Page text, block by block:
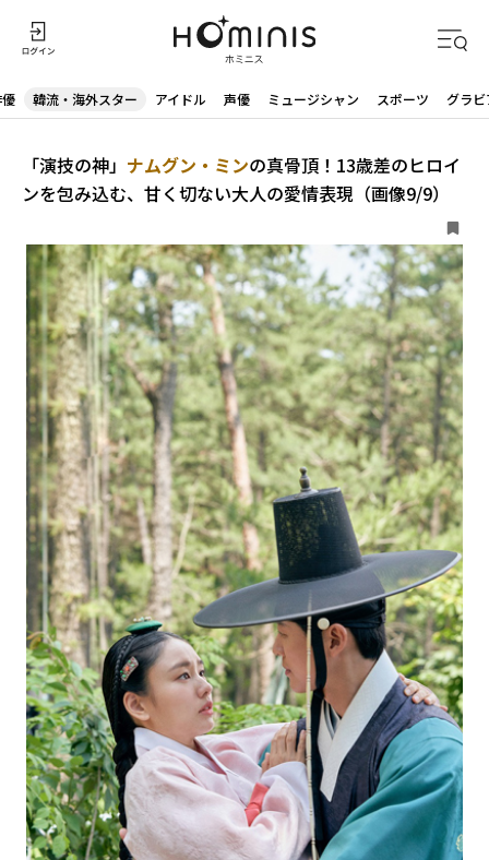
韓流・海外スター アイドル 声優 ミュージシャン スポーツ グラビ
「演技の神」 ナムグン・ミンの真骨頂！13歳差のヒロイ
ンを包み込む、甘く切ない大人の愛情表現（画像9/9）